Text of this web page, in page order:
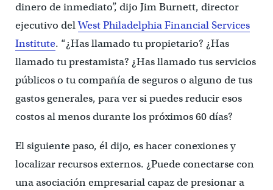
dinero de inmediato”, dijo Jim Burnett, director
ejecutivo delWest Philadelphia Financial Services
Institute. “¿Has llamado tu propietario? ¿Has
llamado tu prestamista? ¿Has llamado tus servicios
públicos o tu compañía de seguros o alguno de tus
gastos generales, para ver si puedes reducir esos
costos al menos durante los próximos 60 días?
El siguiente paso, él dijo, es hacer conexiones y
localizar recursos externos. ¿Puede conectarse con
una asociación empresarial capaz de presionar a